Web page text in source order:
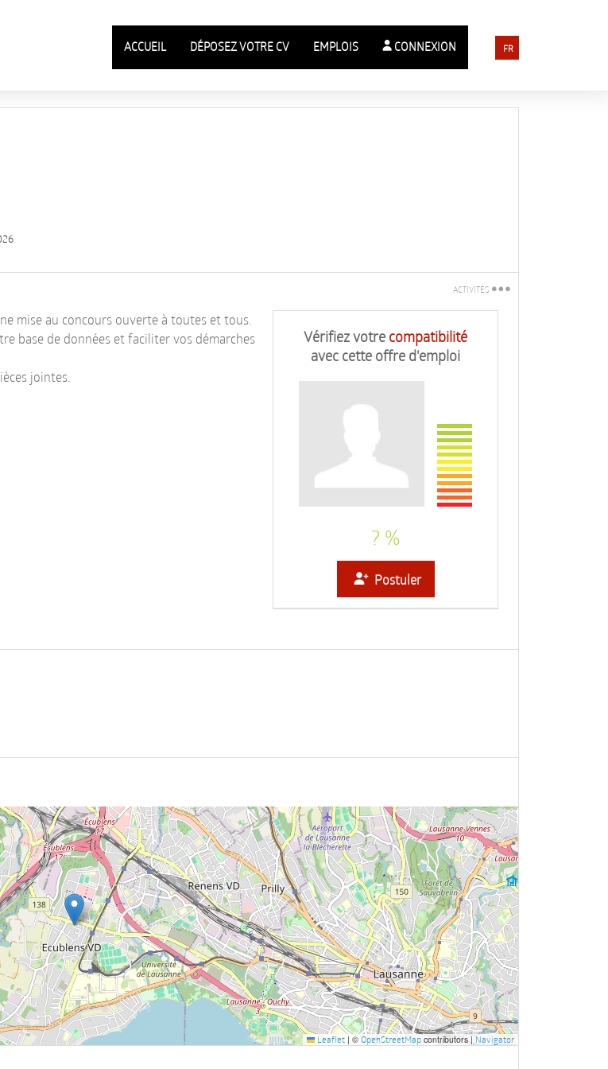
ACCUEIL DÉPOSEZ VOTRE CV EMPLOIS CONNEXION FR
ACTIVITÉS
Imprimez
Dites-le à un ami
Vérifiez votre compatibilité
avec cette offre d'emploi
? %
Postuler
mise au concours ouverte à toutes et tous.
base de données et faciliter vos démarches
jointes.
Leaflet | © OpenStreetMap contributors | Navigator